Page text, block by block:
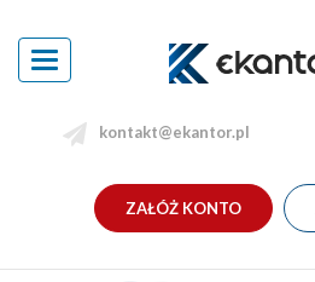
Toggle
navigation
kontakt@ekantor.pl
ZAŁÓŻ KONTO